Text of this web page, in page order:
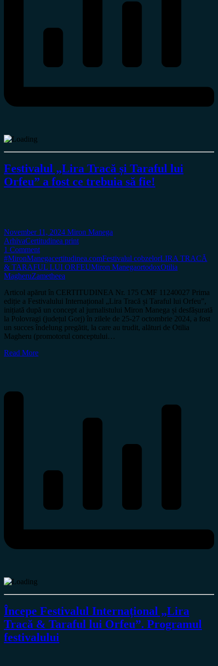
Festivalul „Lira Tracă și Taraful lui
Orfeu” a fost ce trebuia să fie!
November 11, 2024 Miron Manega
ArhivaCertitudinea print
1 Comment
#MironManegacertitudinea.comFestivalul cobzelorLIRA TRACĂ
& TARAFUL LUI ORFEUMiron ManegaortodoxOtilia
MagheruZametheea
Articol apărut în CERTITUDINEA Nr. 175 CMF 11240027 Prima
ediție a Festivalului Internațional „Lira Tracă și Taraful lui Orfeu”,
inițiată după un concept al jurnalistului Miron Manega și desfășurată
la Polovragi (județul Gorj) în zilele de 25-27 octombrie 2024, a fost
un succes îndelung pregătit, la care au trudit, alături de Otilia
Magheru (promotorul conceptului…
Read More
Începe Festivalul Internațional „Lira
Tracă & Taraful lui Orfeu”. Programul
festivalului